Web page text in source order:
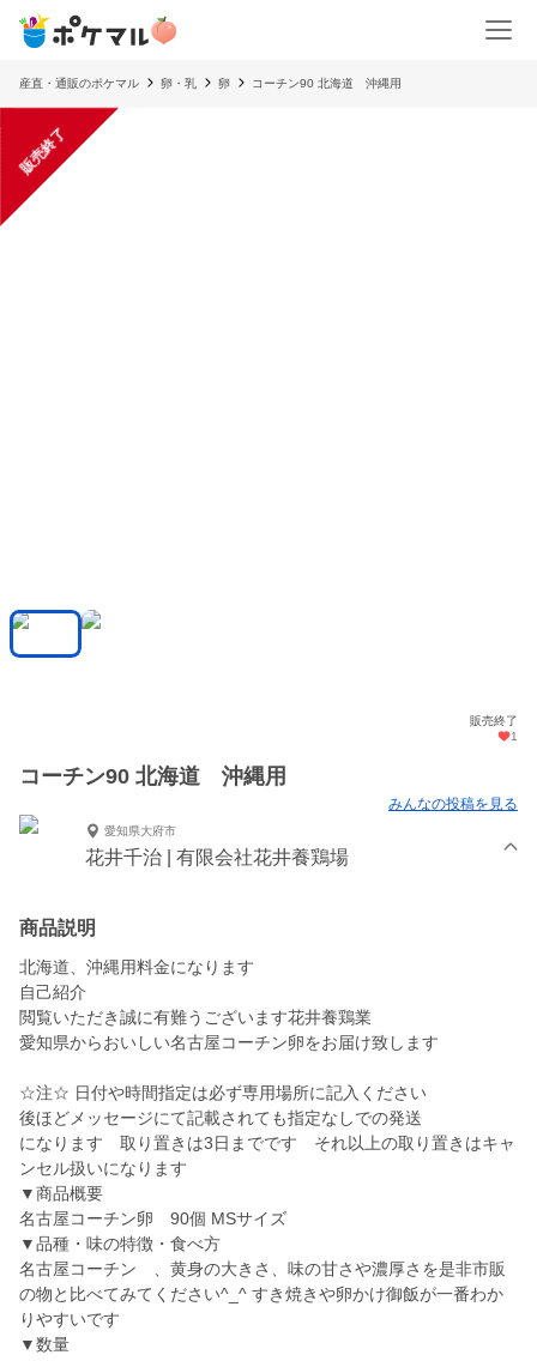
産直・通販のポケマル 卵・乳 卵 コーチン90 北海道 沖縄用
販売終了
販売終了
1
コーチン90 北海道 沖縄用
みんなの投稿を見る
愛知県大府市
花井千治 | 有限会社花井養鶏場
商品説明
北海道、沖縄用料金になります
自己紹介
閲覧いただき誠に有難うございます花井養鶏業
愛知県からおいしい名古屋コーチン卵をお届け致します
☆注☆ 日付や時間指定は必ず専用場所に記入ください
後ほどメッセージにて記載されても指定なしでの発送
になります 取り置きは3日までです それ以上の取り置きはキャ
ンセル扱いになります
▼商品概要
名古屋コーチン卵 90個 MSサイズ
▼品種・味の特徴・食べ方
名古屋コーチン 、黄身の大きさ、味の甘さや濃厚さを是非市販
の物と比べてみてください^_^ すき焼きや卵かけ御飯が一番わか
りやすいです
▼数量